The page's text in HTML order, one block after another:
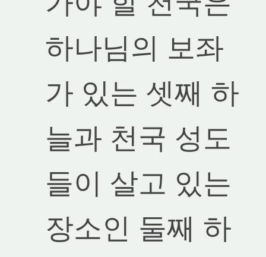
하나님의 보좌
가 있는 셋째 하
늘과 천국 성도
들이 살고 있는
장소인 둘째 하